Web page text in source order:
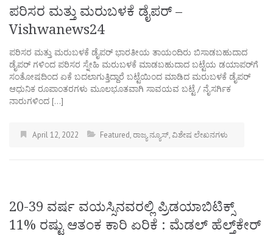
ಪರಿಸರ ಮತ್ತು ಮರುಬಳಕೆ ಡೈಪರ್ –
Vishwanews24
ಪರಿಸರ ಮತ್ತು ಮರುಬಳಕೆ ಡೈಪರ್ ಭಾರತೀಯ ತಾಯಂದಿರು ಬಿಸಾಡಬಹುದಾದ
ಡೈಪರ್ ಗಳಿಂದ ಪರಿಸರ ಸ್ನೇಹಿ ಮರುಬಳಕೆ ಮಾಡಬಹುದಾದ ಬಟ್ಟೆಯ ಡಯಾಪರ್‌ಗೆ
ಸಂತೋಷದಿಂದ ಏಕೆ ಬದಲಾಗುತ್ತಿದ್ದಾರೆ ಬಟ್ಟೆಯಿಂದ ಮಾಡಿದ ಮರುಬಳಕೆ ಡೈಪರ್
ಆಧುನಿಕ ರೂಪಾಂತರಗಳು ಮೂಲಭೂತವಾಗಿ ಸಾವಯವ ಬಟ್ಟೆ / ನೈಸರ್ಗಿಕ
ನಾರುಗಳಿಂದ […]
April 12, 2022 Featured,ರಾಜ್ಯ ನ್ಯೂಸ್,ವಿಶೇಷ ಲೇಖನಗಳು
20-39 ವರ್ಷ ವಯಸ್ಸಿನವರಲ್ಲಿ ಪ್ರಿಡಯಾಬಿಟಿಕ್ಸ್‌
11% ರಷ್ಟು ಆತಂಕ ಕಾರಿ ಏರಿಕೆ : ಮೆಡಲ್ ಹೆಲ್ತ್‌ಕೇರ್